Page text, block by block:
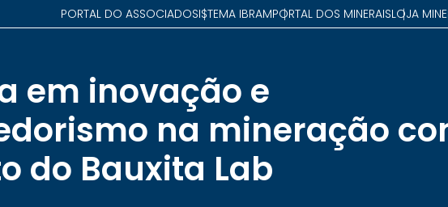
PORTAL DO ASSOCIADOSISTEMA IBRAMPORTAL DOS MINERAISLOJA
em inovação e
na mineração
do Bauxita Lab